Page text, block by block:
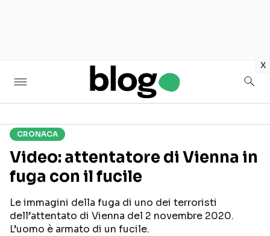
x
Seguici sui social
CRONACA
Video: attentatore di Vienna in
fuga con il fucile
Le immagini della fuga di uno dei terroristi
dell’attentato di Vienna del 2 novembre 2020.
L’uomo è armato di un fucile.